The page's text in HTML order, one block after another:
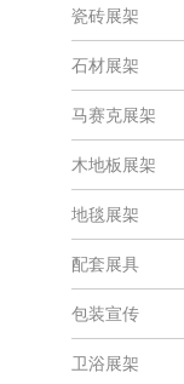
瓷砖展架
石材展架
马赛克展架
木地板展架
地毯展架
配套展具
包装宣传
卫浴展架